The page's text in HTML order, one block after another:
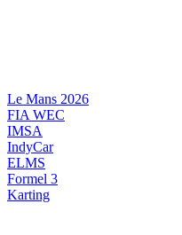
Le Mans 2026
FIA WEC
IMSA
IndyCar
ELMS
Formel 3
Karting